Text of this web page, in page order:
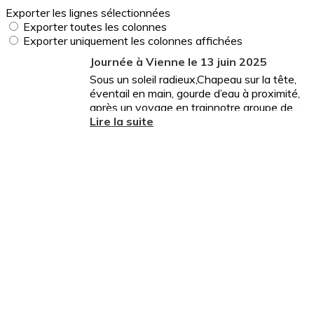
Exporter les lignes sélectionnées
Exporter toutes les colonnes
Exporter uniquement les colonnes affichées
Journée à Vienne le 13 juin 2025
Sous un soleil radieux,Chapeau sur la tête,
éventail en main, gourde d’eau à proximité,
après un voyage en trainnotre groupe de
25 personnes a rejoint Magalie, notre
Lire la suite